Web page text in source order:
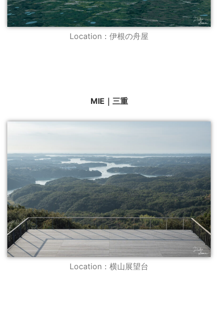
Location：伊根の舟屋
MIE｜三重
Location：横山展望台